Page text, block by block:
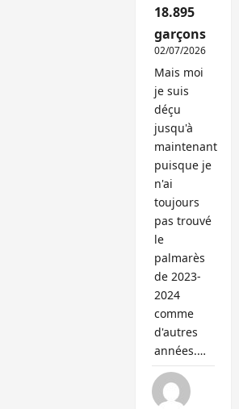
18.895
garçons
02/07/2026
Mais moi
je suis
déçu
jusqu'à
maintenant
puisque je
n'ai
toujours
pas trouvé
le
palmarès
de 2023-
2024
comme
d'autres
années.…